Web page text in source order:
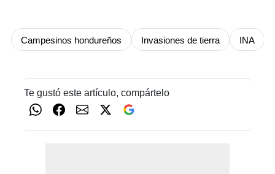
Campesinos hondureños Invasiones de tierra INA
Te gustó este artículo, compártelo